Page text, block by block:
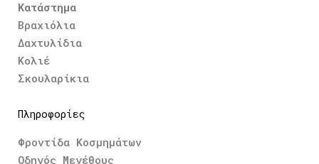
Κατάστημα
Βραχιόλια
Δαχτυλίδια
Κολιέ
Σκουλαρίκια
Πληροφορίες
Φροντίδα Κοσμημάτων
Οδηγός Μεγέθους